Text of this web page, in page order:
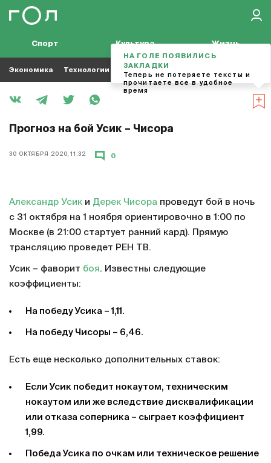
Спорт Культура Жизнь
Экономика Технологии Кино Футбол
Прогноз на бой Усик – Чисора
30 ОКТЯБРЯ 2020, 11:32 0
Александр Усик и Дерек Чисора проведут бой в ночь
с 31 октября на 1 ноября ориентировочно в 1:00 по
Москве (в 21:00 стартует ранний кард). Прямую
трансляцию проведет РЕН ТВ.
Усик – фаворит боя. Известны следующие
коэффициенты:
На победу Усика – 1,11.
На победу Чисоры – 6,46.
Есть еще несколько дополнительных ставок:
Если Усик победит нокаутом, техническим
нокаутом или же вследствие дисквалификации
или отказа соперника – сыграет коэффициент
1,99.
Победа Усика по очкам или техническое решение
НА ГОЛЕ ПОЯВИЛИСЬ
ЗАКЛАДКИ
Теперь не потеряете тексты и
прочитаете все в удобное
время